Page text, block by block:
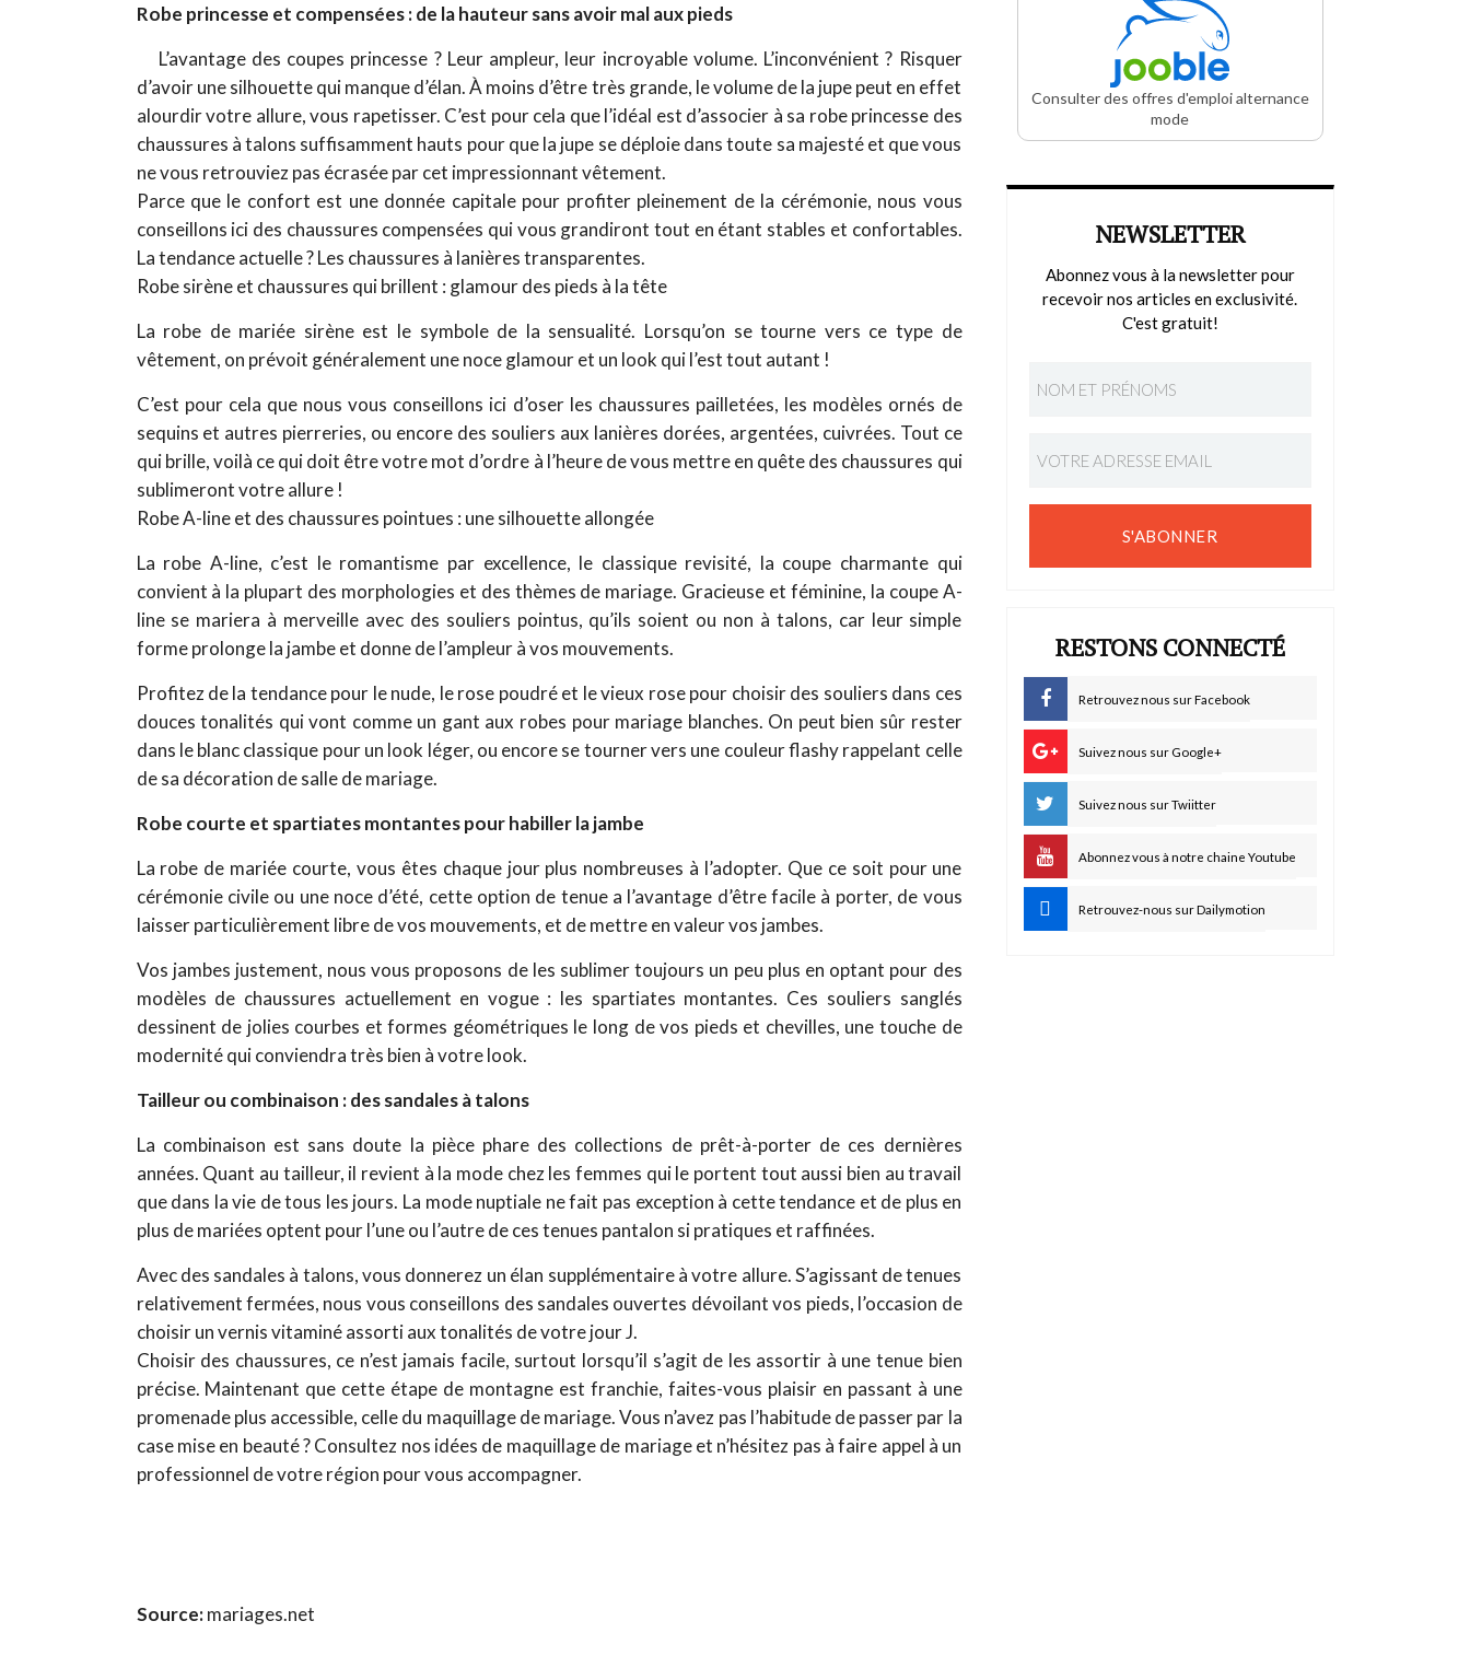
Robe princesse et compensées : de la hauteur sans avoir mal aux pieds
L’avantage des coupes princesse ? Leur ampleur, leur incroyable volume. L’inconvénient ? Risquer
d’avoir une silhouette qui manque d’élan. À moins d’être très grande, le volume de la jupe peut en effet
alourdir votre allure, vous rapetisser. C’est pour cela que l’idéal est d’associer à sa robe princesse des
chaussures à talons suffisamment hauts pour que la jupe se déploie dans toute sa majesté et que vous
ne vous retrouviez pas écrasée par cet impressionnant vêtement.
Parce que le confort est une donnée capitale pour profiter pleinement de la cérémonie, nous vous
conseillons ici des chaussures compensées qui vous grandiront tout en étant stables et confortables.
La tendance actuelle ? Les chaussures à lanières transparentes.
Robe sirène et chaussures qui brillent : glamour des pieds à la tête
La robe de mariée sirène est le symbole de la sensualité. Lorsqu’on se tourne vers ce type de
vêtement, on prévoit généralement une noce glamour et un look qui l’est tout autant !
C’est pour cela que nous vous conseillons ici d’oser les chaussures pailletées, les modèles ornés de
sequins et autres pierreries, ou encore des souliers aux lanières dorées, argentées, cuivrées. Tout ce
qui brille, voilà ce qui doit être votre mot d’ordre à l’heure de vous mettre en quête des chaussures qui
sublimeront votre allure !
Robe A-line et des chaussures pointues : une silhouette allongée
La robe A-line, c’est le romantisme par excellence, le classique revisité, la coupe charmante qui
convient à la plupart des morphologies et des thèmes de mariage. Gracieuse et féminine, la coupe A-
line se mariera à merveille avec des souliers pointus, qu’ils soient ou non à talons, car leur simple
forme prolonge la jambe et donne de l’ampleur à vos mouvements.
Profitez de la tendance pour le nude, le rose poudré et le vieux rose pour choisir des souliers dans ces
douces tonalités qui vont comme un gant aux robes pour mariage blanches. On peut bien sûr rester
dans le blanc classique pour un look léger, ou encore se tourner vers une couleur flashy rappelant celle
de sa décoration de salle de mariage.
Robe courte et spartiates montantes pour habiller la jambe
La robe de mariée courte, vous êtes chaque jour plus nombreuses à l’adopter. Que ce soit pour une
cérémonie civile ou une noce d’été, cette option de tenue a l’avantage d’être facile à porter, de vous
laisser particulièrement libre de vos mouvements, et de mettre en valeur vos jambes.
Vos jambes justement, nous vous proposons de les sublimer toujours un peu plus en optant pour des
modèles de chaussures actuellement en vogue : les spartiates montantes. Ces souliers sanglés
dessinent de jolies courbes et formes géométriques le long de vos pieds et chevilles, une touche de
modernité qui conviendra très bien à votre look.
Tailleur ou combinaison : des sandales à talons
La combinaison est sans doute la pièce phare des collections de prêt-à-porter de ces dernières
années. Quant au tailleur, il revient à la mode chez les femmes qui le portent tout aussi bien au travail
que dans la vie de tous les jours. La mode nuptiale ne fait pas exception à cette tendance et de plus en
plus de mariées optent pour l’une ou l’autre de ces tenues pantalon si pratiques et raffinées.
Avec des sandales à talons, vous donnerez un élan supplémentaire à votre allure. S’agissant de tenues
relativement fermées, nous vous conseillons des sandales ouvertes dévoilant vos pieds, l’occasion de
choisir un vernis vitaminé assorti aux tonalités de votre jour J.
Choisir des chaussures, ce n’est jamais facile, surtout lorsqu’il s’agit de les assortir à une tenue bien
précise. Maintenant que cette étape de montagne est franchie, faites-vous plaisir en passant à une
promenade plus accessible, celle du maquillage de mariage. Vous n’avez pas l’habitude de passer par la
case mise en beauté ? Consultez nos idées de maquillage de mariage et n’hésitez pas à faire appel à un
professionnel de votre région pour vous accompagner.
Source:mariages.net
Consulter des offres d'emploi alternance
mode
NEWSLETTER
Abonnez vous à la newsletter pour
recevoir nos articles en exclusivité.
C'est gratuit!
S'ABONNER
RESTONS CONNECTÉ
Retrouvez nous sur Facebook
Suivez nous sur Google+
Suivez nous sur Twiitter
Abonnez vous à notre chaine Youtube
Retrouvez-nous sur Dailymotion